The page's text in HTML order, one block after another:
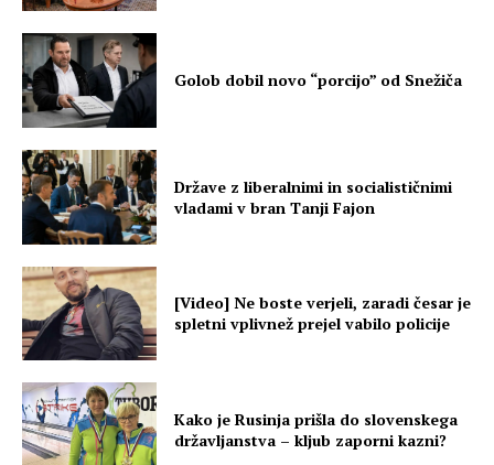
Golob dobil novo “porcijo” od Snežiča
Države z liberalnimi in socialističnimi
vladami v bran Tanji Fajon
[Video] Ne boste verjeli, zaradi česar je
spletni vplivnež prejel vabilo policije
Kako je Rusinja prišla do slovenskega
državljanstva – kljub zaporni kazni?